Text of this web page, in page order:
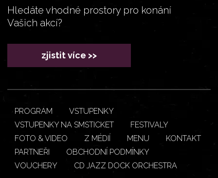
Hledáte vhodné prostory pro konání
Vašich akcí?
zjistit více >>
PROGRAM
VSTUPENKY
VSTUPENKY NA SMSTICKET
FESTIVALY
FOTO & VIDEO
Z MÉDIÍ MENU
KONTAKT
PARTNEŘI
OBCHODNÍ PODMÍNKY
VOUCHERY
CD JAZZ DOCK ORCHESTRA